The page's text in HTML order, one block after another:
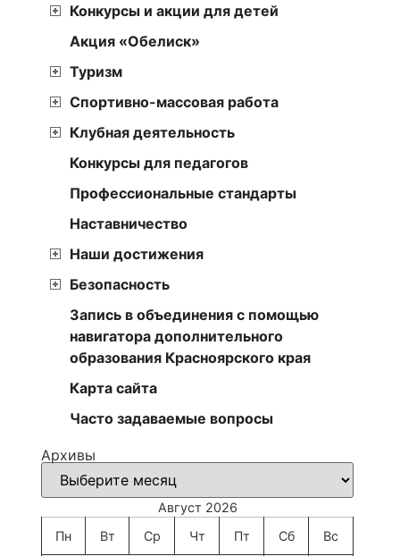
Конкурсы и акции для детей
Акция «Обелиск»
Туризм
Спортивно-массовая работа
Клубная деятельность
Конкурсы для педагогов
Профессиональные стандарты
Наставничество
Наши достижения
Безопасность
Запись в объединения с помощью
навигатора дополнительного
образования Красноярского края
Карта сайта
Часто задаваемые вопросы
Архивы
Август 2026
Пн
Вт Ср Чт Пт Сб Вс